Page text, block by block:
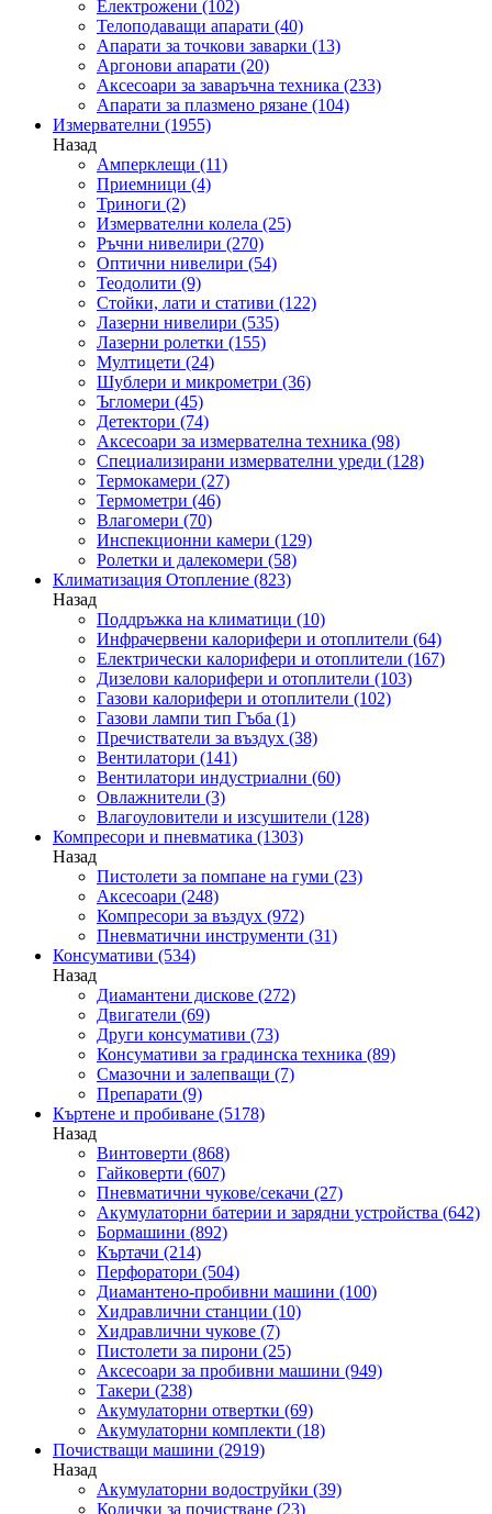
Електрожени (102)
Телоподаващи апарати (40)
Апарати за точкови заварки (13)
Аргонови апарати (20)
Аксесоари за заваръчна техника (233)
Апарати за плазмено рязане (104)
Измервателни (1955)
Назад
Амперклещи (11)
Приемници (4)
Триноги (2)
Измервателни колела (25)
Ръчни нивелири (270)
Оптични нивелири (54)
Теодолити (9)
Стойки, лати и стативи (122)
Лазерни нивелири (535)
Лазерни ролетки (155)
Мултицети (24)
Шублери и микрометри (36)
Ъгломери (45)
Детектори (74)
Аксесоари за измервателна техника (98)
Специализирани измервателни уреди (128)
Термокамери (27)
Термометри (46)
Влагомери (70)
Инспекционни камери (129)
Ролетки и далекомери (58)
Климатизация Отопление (823)
Назад
Поддръжка на климатици (10)
Инфрачервени калорифери и отоплители (64)
Електрически калорифери и отоплители (167)
Дизелови калорифери и отоплители (103)
Газови калорифери и отоплители (102)
Газови лампи тип Гъба (1)
Пречистватели за въздух (38)
Вентилатори (141)
Вентилатори индустриални (60)
Овлажнители (3)
Влагоуловители и изсушители (128)
Компресори и пневматика (1303)
Назад
Пистолети за помпане на гуми (23)
Аксесоари (248)
Компресори за въздух (972)
Пневматични инструменти (31)
Консумативи (534)
Назад
Диамантени дискове (272)
Двигатели (69)
Други консумативи (73)
Консумативи за градинска техника (89)
Смазочни и залепващи (7)
Препарати (9)
Къртене и пробиване (5178)
Назад
Винтоверти (868)
Гайковерти (607)
Пневматични чукове/секачи (27)
Акумулаторни батерии и зарядни устройства (642)
Бормашини (892)
Къртачи (214)
Перфоратори (504)
Диамантено-пробивни машини (100)
Хидравлични станции (10)
Хидравлични чукове (7)
Пистолети за пирони (25)
Аксесоари за пробивни машини (949)
Такери (238)
Акумулаторни отвертки (69)
Акумулаторни комплекти (18)
Почистващи машини (2919)
Назад
Акумулаторни водоструйки (39)
Колички за почистване (23)